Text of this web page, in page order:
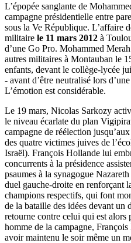
L’épopée sanglante de
campagne présidentielle entre
sous la Ve République. L’affaire
militaire le 11 mars 2012 à
d’une Go Pro. Mohammed
autres militaires à Montauban le
enfants, devant le collège-lycée
- avant d’être neutralisé lors
L’émotion est considérable.
Le 19 mars, Nicolas Sarkozy
le niveau écarlate du plan
campagne de réélection
des quatre victimes juives de
Israël). François Hollande lui
concurrents à la présidence
psaumes à la synagogue
duel gauche-droite en renforçant
champions respectifs, qui font
de la bataille des idées devant un
retourne contre celui qui est alors
homme de la campagne,
avoir maintenu le soir même un